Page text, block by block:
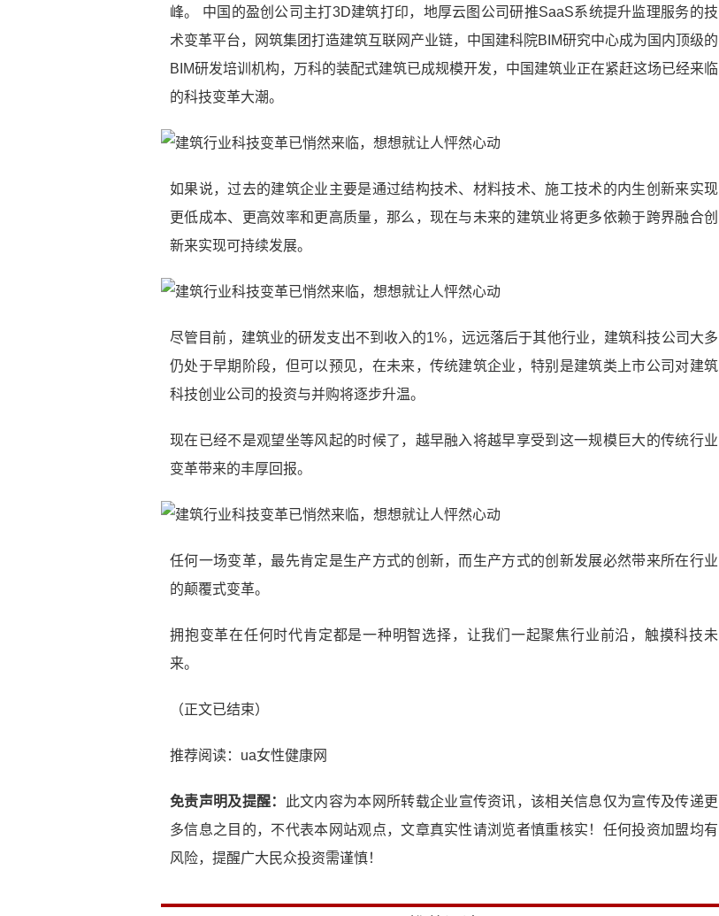
峰。 中国的盈创公司主打3D建筑打印，地厚云图公司研推SaaS系统提升监理服务的技
术变革平台，网筑集团打造建筑互联网产业链，中国建科院BIM研究中心成为国内顶级的
BIM研发培训机构，万科的装配式建筑已成规模开发，中国建筑业正在紧赶这场已经来临
的科技变革大潮。
如果说，过去的建筑企业主要是通过结构技术、材料技术、施工技术的内生创新来实现
更低成本、更高效率和更高质量，那么，现在与未来的建筑业将更多依赖于跨界融合创
新来实现可持续发展。
尽管目前，建筑业的研发支出不到收入的1%，远远落后于其他行业，建筑科技公司大多
仍处于早期阶段，但可以预见，在未来，传统建筑企业，特别是建筑类上市公司对建筑
科技创业公司的投资与并购将逐步升温。
现在已经不是观望坐等风起的时候了，越早融入将越早享受到这一规模巨大的传统行业
变革带来的丰厚回报。
任何一场变革，最先肯定是生产方式的创新，而生产方式的创新发展必然带来所在行业
的颠覆式变革。
拥抱变革在任何时代肯定都是一种明智选择，让我们一起聚焦行业前沿，触摸科技未
来。
（正文已结束）
推荐阅读： ua女性健康网
免责声明及提醒：
此文内容为本网所转载企业宣传资讯，该相关信息仅为宣传及传递更
多信息之目的，不代表本网站观点，文章真实性请浏览者慎重核实！任何投资加盟均有
风险，提醒广大民众投资需谨慎！